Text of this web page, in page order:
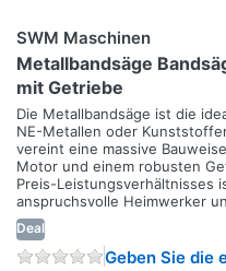
SWM Maschinen
Metallbandsäge
mit Getriebe
Die Metallbandsäge ist die
NE-Metallen oder
vereint eine massive
Motor und einem robusten
Preis-Leistungsverhältnisses
anspruchsvolle Heimwerker
Deal
Geben Sie die